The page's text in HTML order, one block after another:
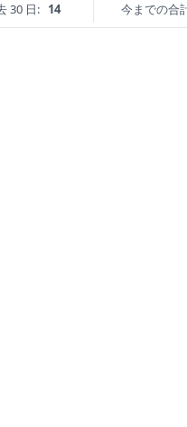
30 日: 14 今までの合